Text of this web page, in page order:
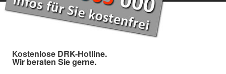
Kostenlose DRK-Hotline.
Wir beraten Sie gerne.